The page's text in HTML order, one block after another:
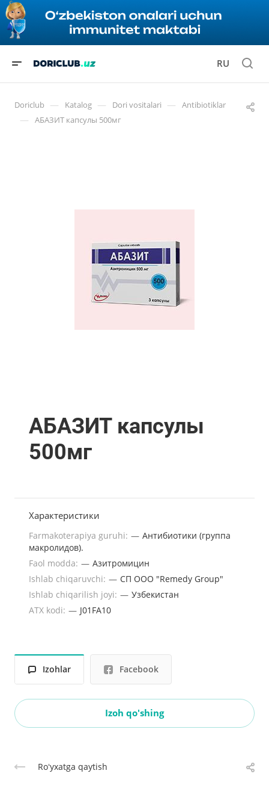
RU
Doriclub — Katalog — Dori vositalari — Antibiotiklar
— АБАЗИТ капсулы 500мг
АБАЗИТ капсулы
500мг
Характеристики
Farmakoterapiya guruhi: — Антибиотики (группа
макролидов).
Faol modda: — Азитромицин
Ishlab chiqaruvchi: — СП ООО "Remedy Group"
Ishlab chiqarilish joyi: — Узбекистан
ATX kodi: — J01FA10
Izohlar Facebook
Izoh qo'shing
Roʻyxatga qaytish